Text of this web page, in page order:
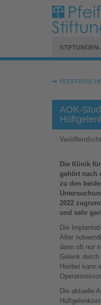
Zum Hauptinhalt springen
SUBMENU FOR
STIFTUNGEN
Sie sind hier:
AOK-
Die Klinik
gehört nach
zu den
2022
und sehr
Die
Alter
dann oft nur
Gelenk
Hierbei kann
Die aktuelle